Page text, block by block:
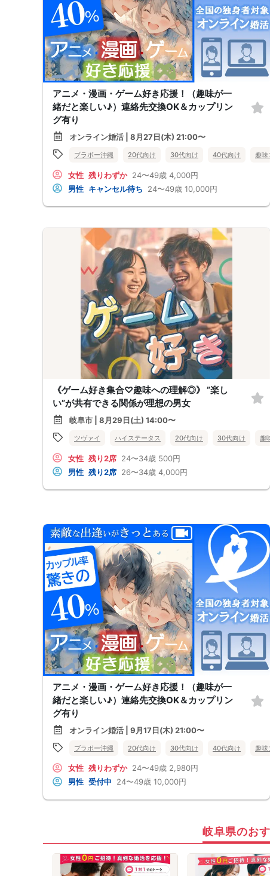
アニメ・漫画・ゲーム好き応援！（趣味が一
緒だと楽しい♪）連絡先交換OK＆カップリン
グ有り
オンライン婚活 | 8月27日(木) 21:00〜
ブラボー沖縄 20代向け 30代向け 40代向け 趣味
女性 残りわずか 24〜49歳 4,000円
男性 キャンセル待ち 24〜49歳 10,000円
《ゲーム好き集合♡趣味への理解◎》 ”楽し
い”が共有できる関係が理想の男女
岐阜市 | 8月29日(土) 14:00〜
ツヴァイ ハイステータス 20代向け 30代向け 趣
女性 残り2席 24〜34歳 500円
男性 残り2席 26〜34歳 4,000円
アニメ・漫画・ゲーム好き応援！（趣味が一
緒だと楽しい♪）連絡先交換OK＆カップリン
グ有り
オンライン婚活 | 9月17日(木) 21:00〜
ブラボー沖縄 20代向け 30代向け 40代向け 趣味
女性 残りわずか 24〜49歳 2,980円
男性 受付中 24〜49歳 10,000円
岐阜県のお